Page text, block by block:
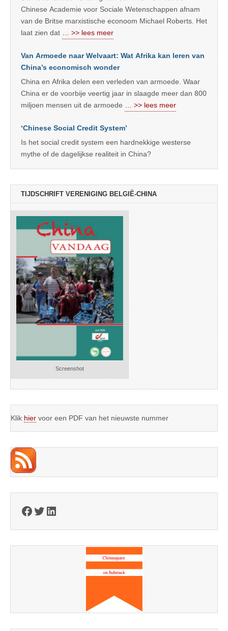
Chinese Academie voor Sociale Wetenschappen afnam
van de Britse marxistische econoom Michael Roberts. Het
laat zien dat … >> lees meer
Van Armoede naar Welvaart: Wat Afrika kan leren van
China’s economisch wonder
China en Afrika delen een verleden van armoede. Waar
China er de voorbije veertig jaar in slaagde meer dan 800
miljoen mensen uit de armoede … >> lees meer
‘Chinese Social Credit System’
Is het social credit system een hardnekkige westerse
mythe of de dagelijkse realiteit in China?
TIJDSCHRIFT VERENIGING BELGIË-CHINA
Screenshot
Klik hier voor een PDF van het nieuwste nummer
Facebook
Twitter
LinkedIn